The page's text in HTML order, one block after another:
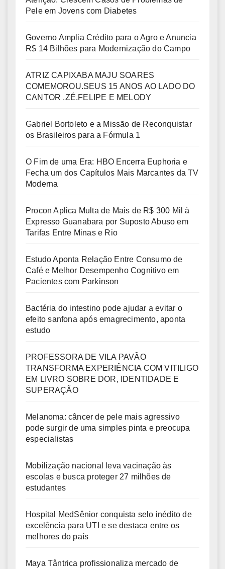
Pele em Jovens com Diabetes
Governo Amplia Crédito para o Agro e Anuncia
R$ 14 Bilhões para Modernização do Campo
ATRIZ CAPIXABA MAJU SOARES
COMEMOROU.SEUS 15 ANOS AO LADO DO
CANTOR .ZÉ.FELIPE E MELODY
Gabriel Bortoleto e a Missão de Reconquistar
os Brasileiros para a Fórmula 1
O Fim de uma Era: HBO Encerra Euphoria e
Fecha um dos Capítulos Mais Marcantes da TV
Moderna
Procon Aplica Multa de Mais de R$ 300 Mil à
Expresso Guanabara por Suposto Abuso em
Tarifas Entre Minas e Rio
Estudo Aponta Relação Entre Consumo de
Café e Melhor Desempenho Cognitivo em
Pacientes com Parkinson
Bactéria do intestino pode ajudar a evitar o
efeito sanfona após emagrecimento, aponta
estudo
PROFESSORA DE VILA PAVÃO
TRANSFORMA EXPERIÊNCIA COM VITILIGO
EM LIVRO SOBRE DOR, IDENTIDADE E
SUPERAÇÃO
Melanoma: câncer de pele mais agressivo
pode surgir de uma simples pinta e preocupa
especialistas
Mobilização nacional leva vacinação às
escolas e busca proteger 27 milhões de
estudantes
Hospital MedSênior conquista selo inédito de
excelência para UTI e se destaca entre os
melhores do país
Maya Tântrica profissionaliza mercado de